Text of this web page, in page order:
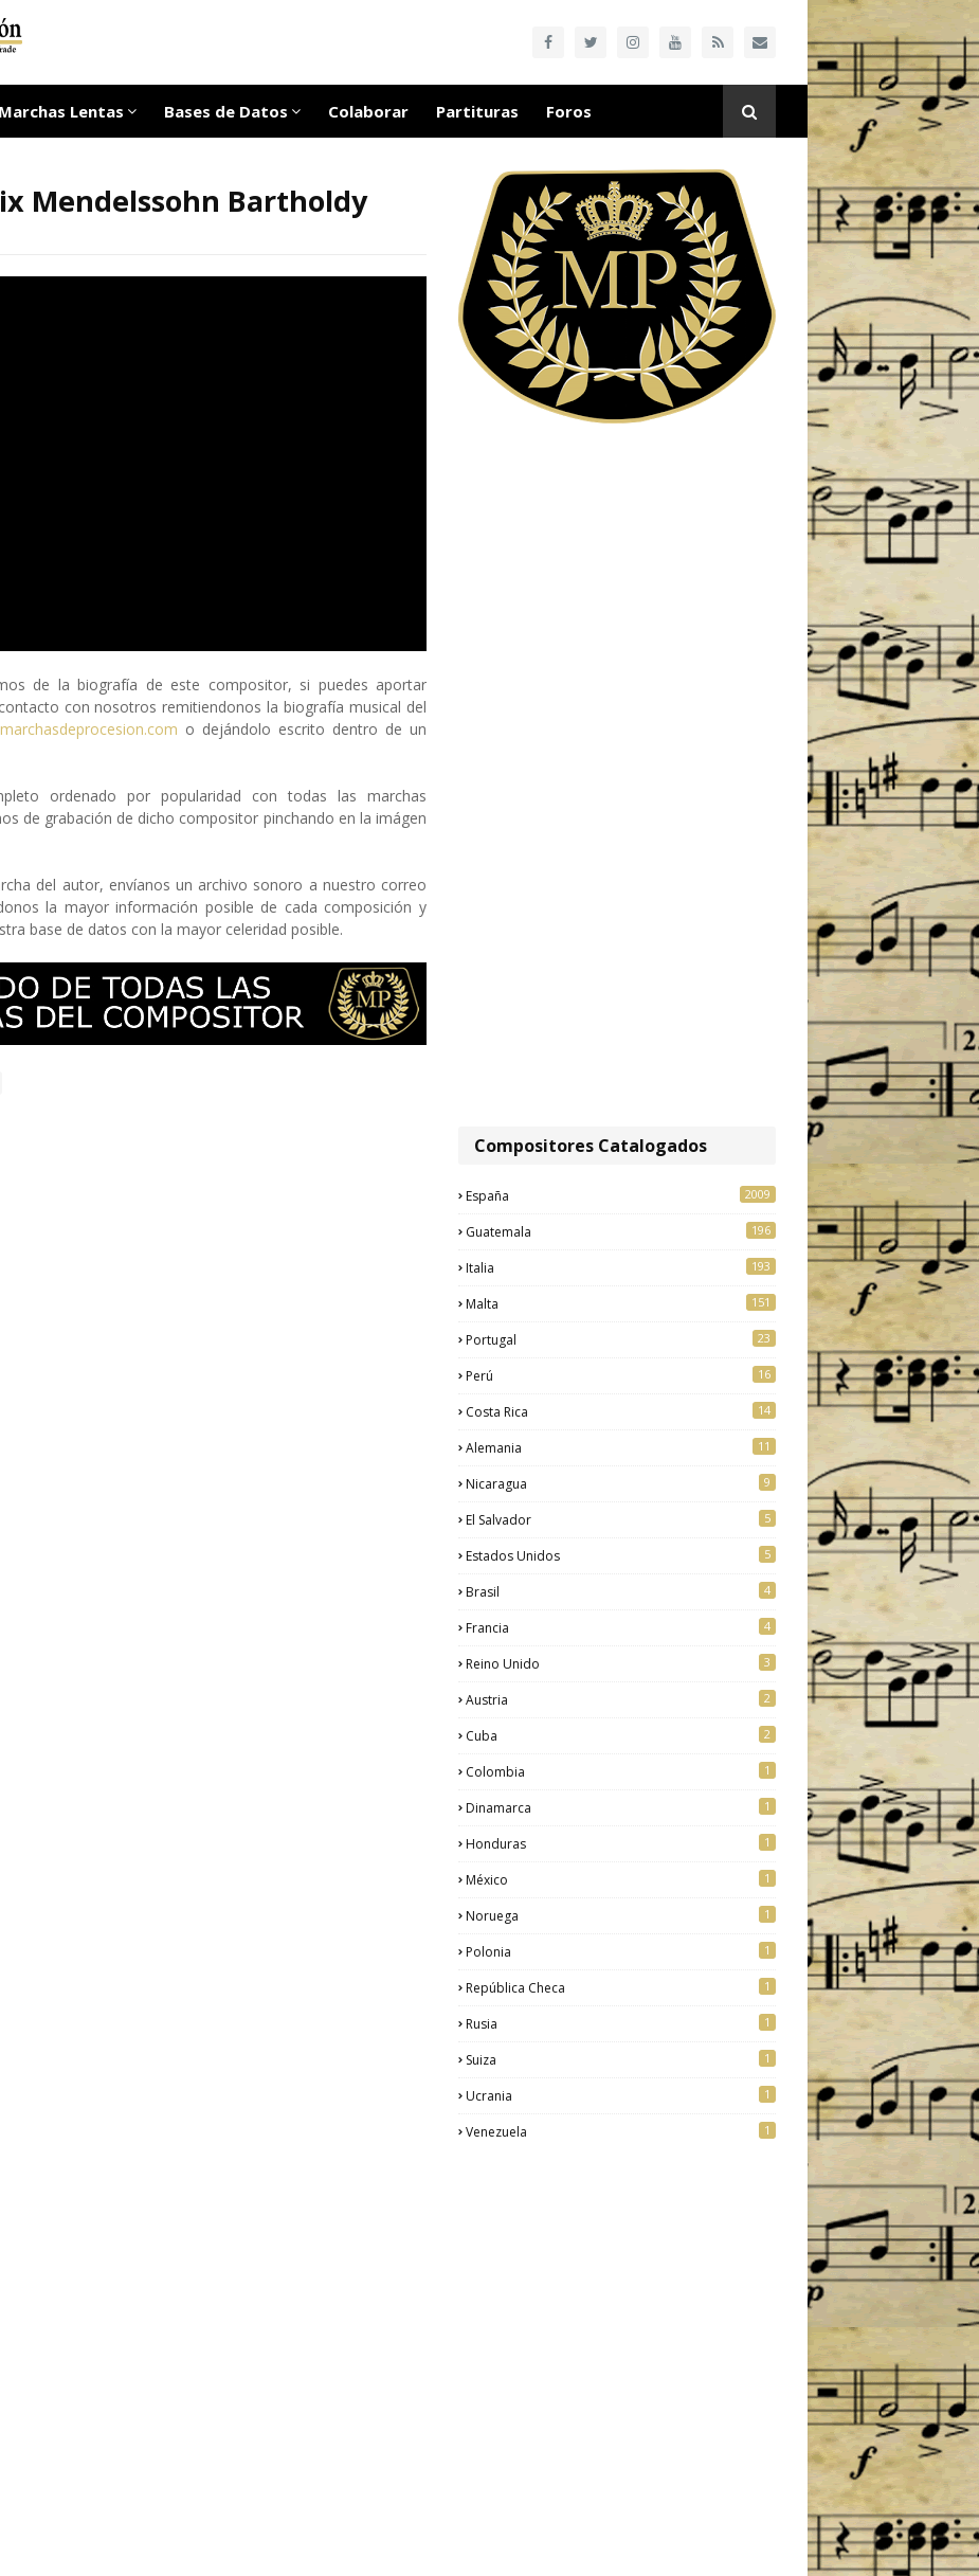
Marchas Lentas Bases de Datos Colaborar Partituras Foros
Mendelssohn Bartholdy
de la biografía de este compositor, si puedes aportar
con nosotros remitiendonos la biografía musical del
o dejándolo escrito dentro de un
ordenado por popularidad con todas las marchas
de grabación de dicho compositor pinchando en la imágen
del autor, envíanos un archivo sonoro a nuestro correo
la mayor información posible de cada composición y
base de datos con la mayor celeridad posible.
Compositores Catalogados
España 2009
Guatemala 196
Italia 193
Malta 151
Portugal 23
Perú 16
Costa Rica 14
Alemania 11
Nicaragua 9
El Salvador 5
Estados Unidos 5
Brasil 4
Francia 4
Reino Unido 3
Austria 2
Cuba 2
Colombia 1
Dinamarca 1
Honduras 1
México 1
Noruega 1
Polonia 1
República Checa 1
Rusia 1
Suiza 1
Ucrania 1
Venezuela 1